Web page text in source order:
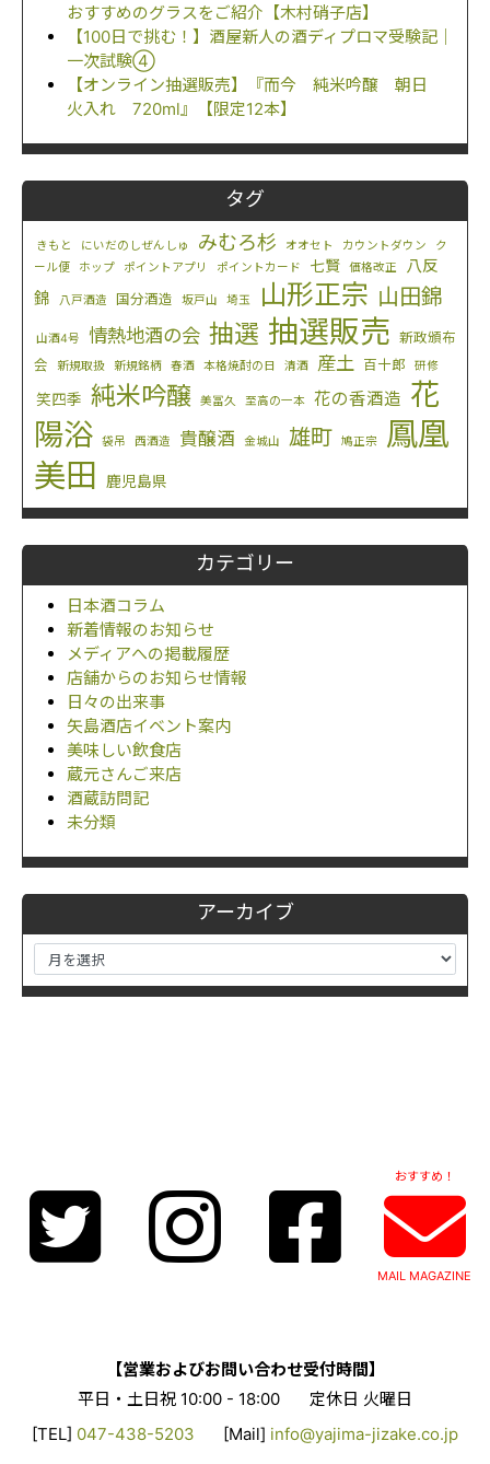
おすすめのグラスをご紹介【木村硝子店】
【100日で挑む！】酒屋新人の酒ディプロマ受験記｜
一次試験④
【オンライン抽選販売】『而今 純米吟醸 朝日
火入れ 720ml』【限定12本】
タグ
きもと にいだのしぜんしゅ みむろ杉 オオセト カウントダウン
ク
ール便
ホップ ポイントアプリ ポイントカード 七賢 価格改正
八反
錦
八戸酒造 国分酒造 坂戸山 埼玉 山形正宗 山田錦
山酒4号 情熱地酒の会 抽選 抽選販売 新政頒布
会
新規取扱 新規銘柄 春酒 本格焼酎の日 清酒 産土 百十郎 研修
笑四季 純米吟醸 美冨久 至高の一本 花の香酒造 花
陽浴
袋吊 西酒造 貴醸酒 金城山 雄町 鳩正宗
鳳凰
美田
鹿児島県
カテゴリー
日本酒コラム
新着情報のお知らせ
メディアへの掲載履歴
店舗からのお知らせ情報
日々の出来事
矢島酒店イベント案内
美味しい飲食店
蔵元さんご来店
酒蔵訪問記
未分類
アーカイブ
おすすめ！
MAIL MAGAZINE
【営業およびお問い合わせ受付時間】
平日・土日祝 10:00 - 18:00
定休日 火曜日
[TEL] 047-438-5203 [Mail] info@yajima-jizake.co.jp